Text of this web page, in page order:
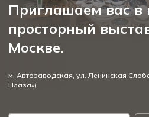
Приглашаем вас в
просторный
Москве.
м. Автозаводская, ул. Ленинская
Плаза»)